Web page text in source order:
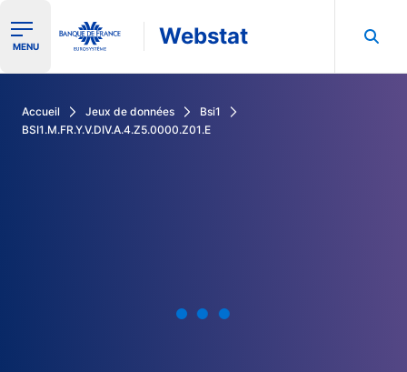
Ouvrir le menu de navigation
MENU Webstat
Accueil Jeux de données
Bsi1
BSI1.M.FR.Y.V.DIV.A.4.Z5.0000.Z01.E